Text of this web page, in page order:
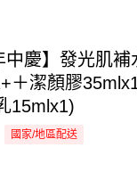
中慶】發光肌補
＋潔顏膠
15mlx1)
國家/地區配送